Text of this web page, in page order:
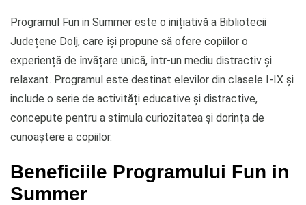
Programul Fun in Summer este o inițiativă a Bibliotecii
Județene Dolj, care își propune să ofere copiilor o
experiență de învățare unică, într-un mediu distractiv și
relaxant. Programul este destinat elevilor din clasele I-IX și
include o serie de activități educative și distractive,
concepute pentru a stimula curiozitatea și dorința de
cunoaștere a copiilor.
Beneficiile Programului Fun in
Summer